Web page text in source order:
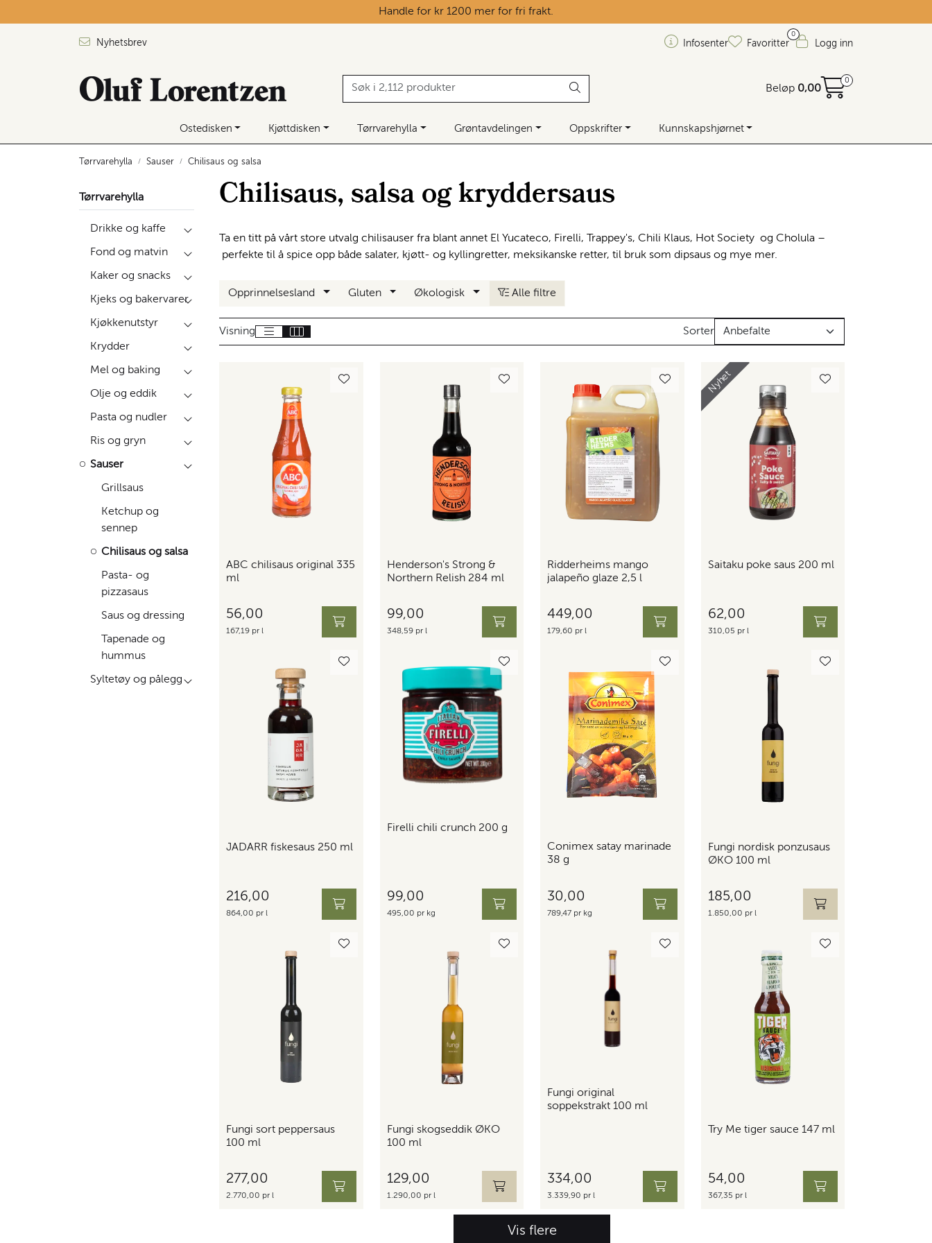
Handle for kr 1200 mer for fri frakt.
Nyhetsbrev Infosenter
0
Favoritter Logg inn
Beløp 0,00
0
Ostedisken Kjøttdisken Tørrvarehylla Grøntavdelingen Oppskrifter Kunnskapshjørnet
Tørrvarehylla Sauser Chilisaus og salsa
Tørrvarehylla
Drikke og kaffe
Fond og matvin
Kaker og snacks
Kjeks og bakervarer
Kjøkkenutstyr
Krydder
Mel og baking
Olje og eddik
Pasta og nudler
Ris og gryn
Sauser
Grillsaus
Ketchup og
sennep
Chilisaus og salsa
Pasta- og
pizzasaus
Saus og dressing
Tapenade og
hummus
Syltetøy og pålegg
Chilisaus, salsa og kryddersaus
Ta en titt på vårt store utvalg chilisauser fra blant annet El Yucateco, Firelli, Trappey's, Chili Klaus, Hot Society og Cholula –
perfekte til å spice opp både salater, kjøtt- og kyllingretter, meksikanske retter, til bruk som dipsaus og mye mer.
Opprinnelsesland Gluten Økologisk Alle filtre
Visning Sorter
ABC chilisaus original 335
ml
56,00
167,19 pr l
Henderson's Strong &
Northern Relish 284 ml
99,00
348,59 pr l
Ridderheims mango
jalapeño glaze 2,5 l
449,00
179,60 pr l
Nyhet
Saitaku poke saus 200 ml
62,00
310,05 pr l
JADARR fiskesaus 250 ml
216,00
864,00 pr l
Firelli chili crunch 200 g
99,00
495,00 pr kg
Conimex satay marinade
38 g
30,00
789,47 pr kg
Fungi nordisk ponzusaus
ØKO 100 ml
185,00
1.850,00 pr l
Fungi sort peppersaus
100 ml
277,00
2.770,00 pr l
Fungi skogseddik ØKO
100 ml
129,00
1.290,00 pr l
Fungi original
soppekstrakt 100 ml
334,00
3.339,90 pr l
Try Me tiger sauce 147 ml
54,00
367,35 pr l
Vis flere